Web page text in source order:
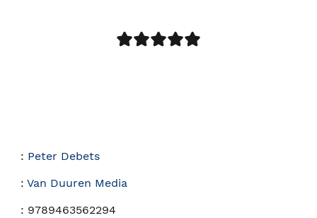
: Peter Debets
: Van Duuren Media
: 9789463562294